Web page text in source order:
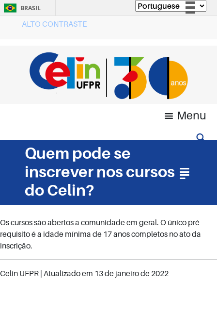
BRASIL
Acesso à informação
Legislação
Canais
ALTO CONTRASTE
Menu
Quem pode se
inscrever nos cursos
do Celin?
Os cursos são abertos a comunidade em geral. O único pré-
requisito é a idade mínima de 17 anos completos no ato da
inscrição.
Celin UFPR | Atualizado em 13 de janeiro de 2022